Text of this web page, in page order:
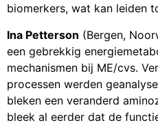
biomerkers, wat kan leiden
Ina Petterson (Bergen,
een gebrekkig
mechanismen bij ME/cvs.
processen werden
bleken een veranderd
bleek al eerder dat de